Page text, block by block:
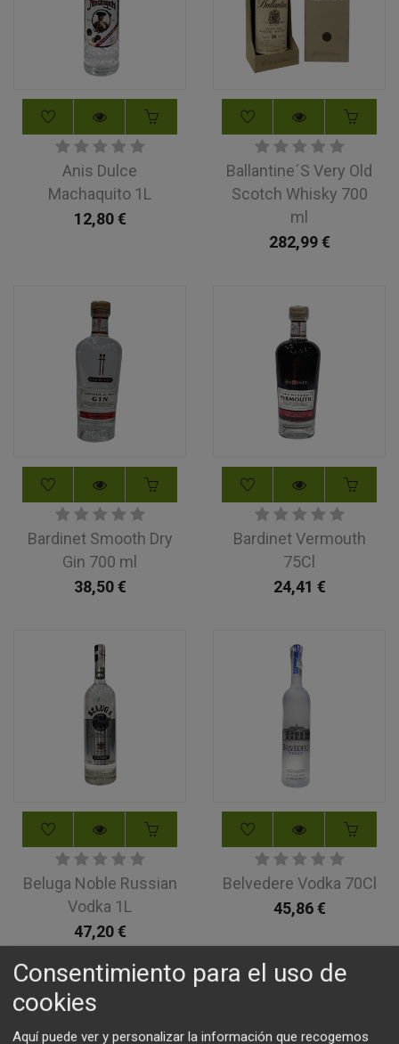
Anis Dulce
Machaquito 1L
12,80€
Ballantine´S Very Old
Scotch Whisky 700
ml
282,99€
Bardinet Smooth Dry
Gin 700 ml
38,50€
Bardinet Vermouth
75Cl
24,41 €
Beluga Noble Russian
Vodka 1L
47,20€
Belvedere Vodka 70Cl
45,86€
Consentimiento para el uso de
cookies
Aquí puede ver y personalizar la información que recogemos